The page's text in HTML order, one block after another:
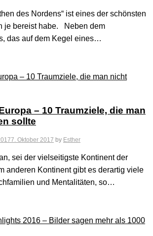
des Nordens“ ist eines der schönsten
je bereist habe. Neben dem
das auf dem Kegel eines…
– 10 Traumziele, die man
sollte
7. Oktober 2017 by Esther
sei der vielseitigste Kontinent der
Kontinent gibt es derartig viele
und Mentalitäten, so…